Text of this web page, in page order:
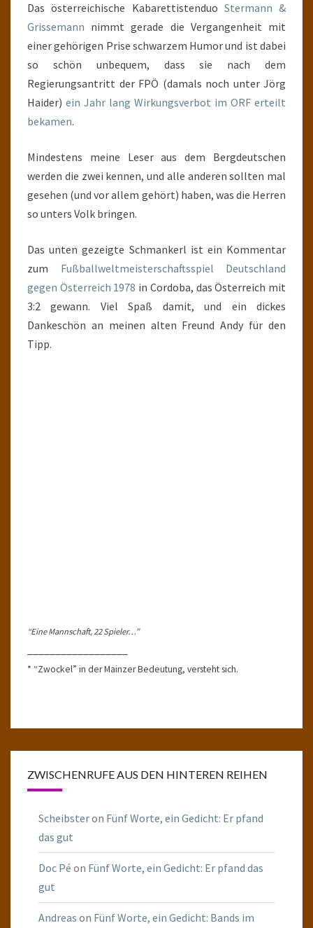
Das österreichische Kabarettistenduo Stermann &
Grissemann nimmt gerade die Vergangenheit mit
einer gehörigen Prise schwarzem Humor und ist dabei
so schön unbequem, dass sie nach dem
Regierungsantritt der FPÖ (damals noch unter Jörg
Haider) ein Jahr lang Wirkungsverbot im ORF erteilt
bekamen.
Mindestens meine Leser aus dem Bergdeutschen
werden die zwei kennen, und alle anderen sollten mal
gesehen (und vor allem gehört) haben, was die Herren
so unters Volk bringen.
Das unten gezeigte Schmankerl ist ein Kommentar
zum Fußballweltmeisterschaftsspiel Deutschland
gegen Österreich 1978 in Cordoba, das Österreich mit
3:2 gewann. Viel Spaß damit, und ein dickes
Dankeschön an meinen alten Freund Andy für den
Tipp.
“Eine Mannschaft, 22 Spieler…”
* “Zwockel” in der Mainzer Bedeutung, versteht sich.
ZWISCHENRUFE AUS DEN HINTEREN REIHEN
Scheibsteron Fünf Worte, ein Gedicht: Er pfand
das gut
Doc Pé on Fünf Worte, ein Gedicht: Er pfand das
gut
Andreas on Fünf Worte, ein Gedicht: Bands im